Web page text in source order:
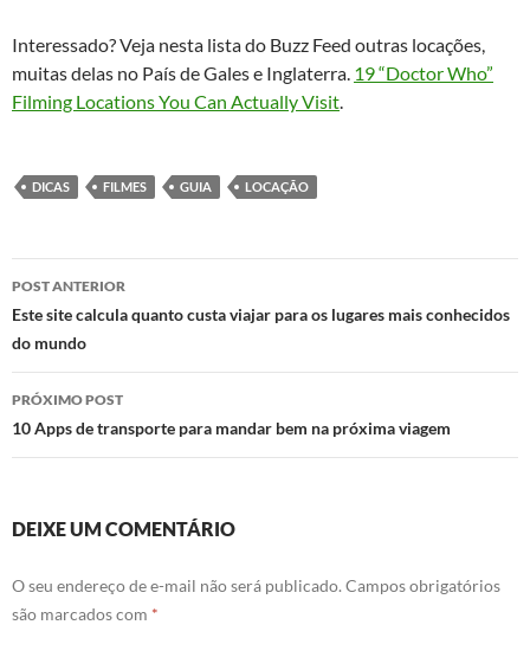
Interessado? Veja nesta lista do Buzz Feed outras locações,
muitas delas no País de Gales e Inglaterra. 19 “Doctor Who”
Filming Locations You Can Actually Visit
DICAS FILMES GUIA LOCAÇÃO
Navegação
de
posts
POST ANTERIOR
Este site calcula quanto custa viajar para os lugares mais conhecidos
do mundo
PRÓXIMO POST
10 Apps de transporte para mandar bem na próxima viagem
DEIXE UM COMENTÁRIO
O seu endereço de e-mail não será publicado. Campos obrigatórios
são marcados com *